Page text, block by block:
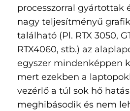
processzorral gyártottak
nagy teljesítményű
található (Pl. RTX 3050,
RTX4060, stb.) az
egyszer mindenképpen
mert ezekben a
vezérlő a túl sok hő
meghibásodik és nem